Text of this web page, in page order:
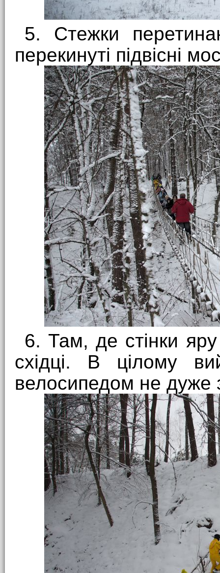
5. Стежки
перекинуті підвісні
6. Там, де стінки
східці. В цілому
велосипедом не дуже